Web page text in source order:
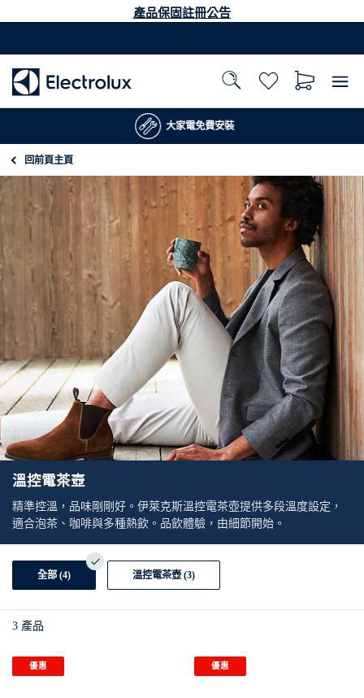
產品保固註冊公告
大家電免費安裝
回前頁主頁
溫控電茶壺
精準控溫，品味剛剛好。伊萊克斯溫控電茶壺提供多段溫度設定，
適合泡茶、咖啡與多種熱飲。品飲體驗，由細節開始。
全部 (4) 溫控電茶壺 (3)
3 產品
優惠 優惠